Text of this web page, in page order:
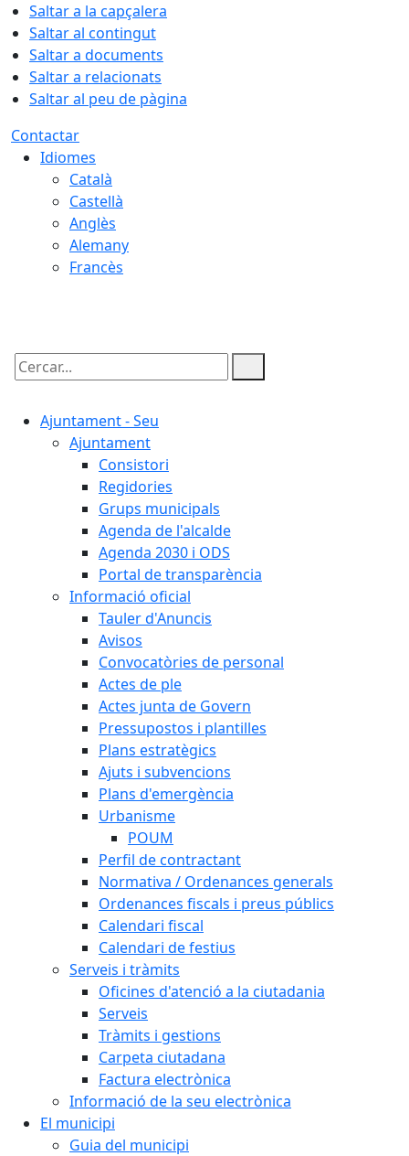
Saltar a la capçalera
Saltar al contingut
Saltar a documents
Saltar a relacionats
Saltar al peu de pàgina
Contactar
Idiomes
Català
Castellà
Anglès
Alemany
Francès
Cercar:
Ajuntament - Seu
Ajuntament
Consistori
Regidories
Grups municipals
Agenda de l'alcalde
Agenda 2030 i ODS
Portal de transparència
Informació oficial
Tauler d'Anuncis
Avisos
Convocatòries de personal
Actes de ple
Actes junta de Govern
Pressupostos i plantilles
Plans estratègics
Ajuts i subvencions
Plans d'emergència
Urbanisme
POUM
Perfil de contractant
Normativa / Ordenances generals
Ordenances fiscals i preus públics
Calendari fiscal
Calendari de festius
Serveis i tràmits
Oficines d'atenció a la ciutadania
Serveis
Tràmits i gestions
Carpeta ciutadana
Factura electrònica
Informació de la seu electrònica
El municipi
Guia del municipi